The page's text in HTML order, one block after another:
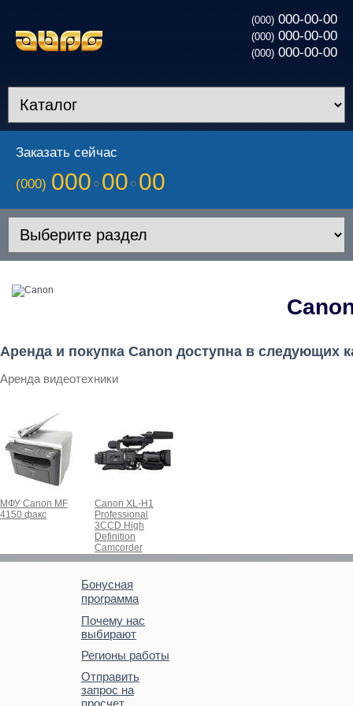
(000) 000-00-00
(000) 000-00-00
(000) 000-00-00
Заказать сейчас
(000) 000 00 00
Аренда и покупка Canon доступна в следующих
Аренда видеотехники
МФУ Canon MF
4150 факс
Canon XL-H1
Professional
3CCD High
Definition
Camcorder
Бонусная
программа
Почему нас
выбирают
Регионы работы
Отправить
запрос на
просчет